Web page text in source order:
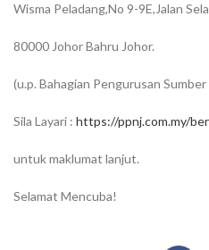
Wisma Peladang,No 9-9E,Jalan
80000 Johor Bahru Johor.
(u.p. Bahagian Pengurusan Sumber
Sila Layari : https://ppnj.com.my/
untuk maklumat lanjut.
Selamat Mencuba!